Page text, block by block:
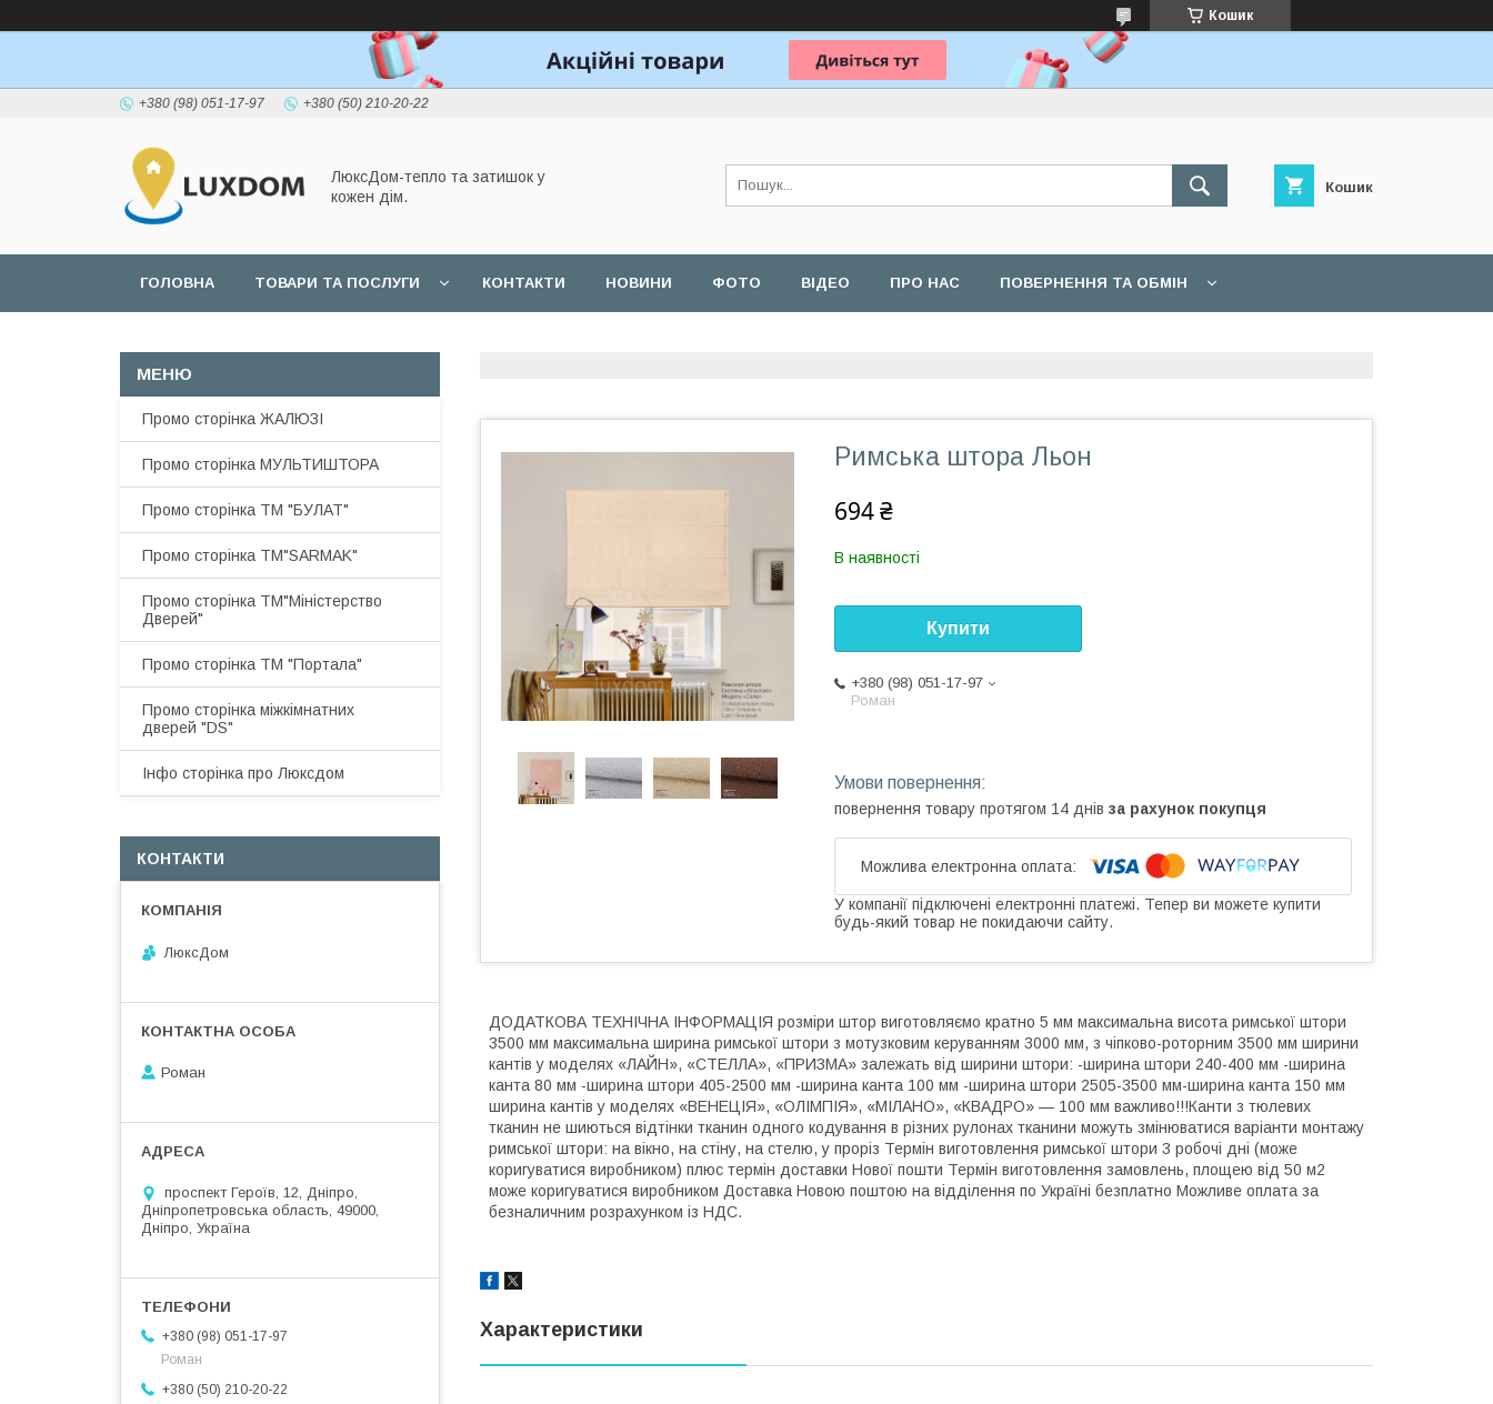
Кошик
+380 (98) 051-17-97 +380 (50) 210-20-22
ЛюксДом-тепло та затишок у
кожен дім.
Кошик
ГОЛОВНА ТОВАРИ ТА ПОСЛУГИ КОНТАКТИ НОВИНИ ФОТО ВІДЕО ПРО НАС ПОВЕРНЕННЯ ТА ОБМІН
Римська штора Льон
694 ₴
В наявності
Купити
+380 (98) 051-17-97
Роман
повернення товару протягом 14 днів за рахунок покупця
У компанії підключені електронні платежі. Тепер ви можете купити
будь-який товар не покидаючи сайту.
ДОДАТКОВА ТЕХНІЧНА ІНФОРМАЦІЯ розміри штор виготовляємо кратно 5 мм максимальна висота римської штори
3500 мм максимальна ширина римської штори з мотузковим керуванням 3000 мм, з чіпково-роторним 3500 мм ширини
кантів у моделях «ЛАЙН», «СТЕЛЛА», «ПРИЗМА» залежать від ширини штори: -ширина штори 240-400 мм -ширина
канта 80 мм -ширина штори 405-2500 мм -ширина канта 100 мм -ширина штори 2505-3500 мм-ширина канта 150 мм
ширина кантів у моделях «ВЕНЕЦІЯ», «ОЛІМПІЯ», «МІЛАНО», «КВАДРО» — 100 мм важливо!!!Канти з тюлевих
тканин не шиються відтінки тканин одного кодування в різних рулонах тканини можуть змінюватися варіанти монтажу
римської штори: на вікно, на стіну, на стелю, у проріз Термін виготовлення римської штори 3 робочі дні (може
коригуватися виробником) плюс термін доставки Нової пошти Термін виготовлення замовлень, площею від 50 м2
може коригуватися виробником Доставка Новою поштою на відділення по Україні безплатно Можливе оплата за
безналичним розрахунком із НДС.
Характеристики
Промо сторінка ЖАЛЮЗІ
Промо сторінка МУЛЬТИШТОРА
Промо сторінка ТМ "БУЛАТ"
Промо сторінка ТМ"SARMAK"
Промо сторінка ТМ"Міністерство
Дверей"
Промо сторінка ТМ "Портала"
Промо сторінка міжкімнатних
дверей "DS"
Інфо сторінка про Люксдом
КОНТАКТИ
ЛюксДом
Роман
проспект Героїв, 12, Дніпро,
Дніпропетровська область, 49000,
Дніпро, Україна
+380 (98) 051-17-97
Роман
+380 (50) 210-20-22